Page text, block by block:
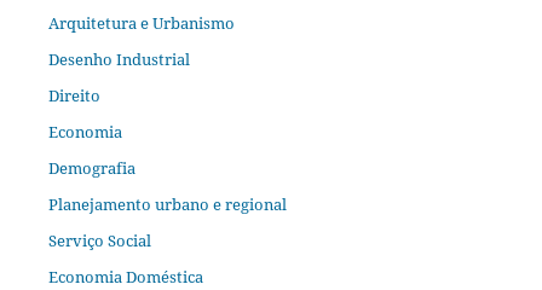
Arquitetura e Urbanismo
Desenho Industrial
Direito
Economia
Demografia
Planejamento urbano e regional
Serviço Social
Economia Doméstica